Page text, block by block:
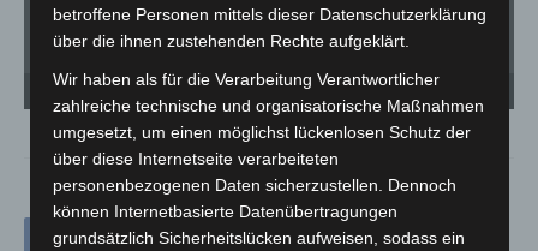
Insektenmodell im Forscherzimmer der Zooschule Hannover - © Erlebniszoo
Hannover
betroffene Personen mittels dieser Datenschutzerklärung
über die ihnen zustehenden Rechte aufgeklärt.
Wir haben als für die Verarbeitung Verantwortlicher
zahlreiche technische und organisatorische Maßnahmen
umgesetzt, um einen möglichst lückenlosen Schutz der
über diese Internetseite verarbeiteten
personenbezogenen Daten sicherzustellen. Dennoch
können Internetbasierte Datenübertragungen
grundsätzlich Sicherheitslücken aufweisen, sodass ein